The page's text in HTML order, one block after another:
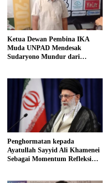
Ketua Dewan Pembina IKA
Muda UNPAD Mendesak
Sudaryono Mundur dari
Independensi Badan Gizi
Nasional
Penghormatan kepada
Ayatullah Sayyid Ali Khamenei
Sebagai Momentum Refleksi